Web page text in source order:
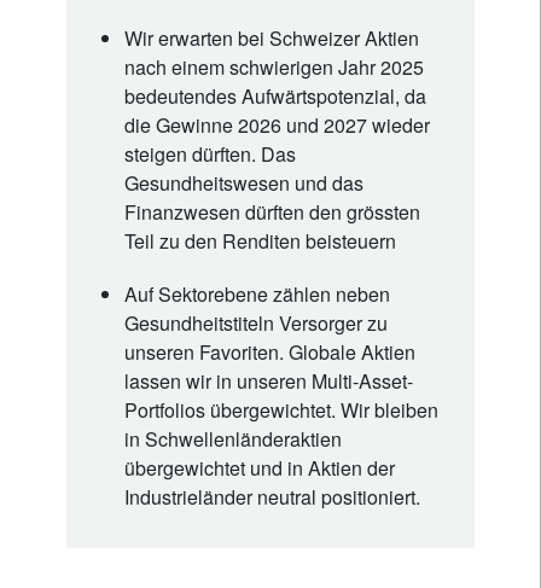
Wir erwarten bei Schweizer Aktien
nach einem schwierigen Jahr 2025
bedeutendes Aufwärtspotenzial, da
die Gewinne 2026 und 2027 wieder
steigen dürften. Das
Gesundheitswesen und das
Finanzwesen dürften den grössten
Teil zu den Renditen beisteuern
Auf Sektorebene zählen neben
Gesundheitstiteln Versorger zu
unseren Favoriten. Globale Aktien
lassen wir in unseren Multi-Asset-
Portfolios übergewichtet. Wir bleiben
in Schwellenländeraktien
übergewichtet und in Aktien der
Industrieländer neutral positioniert.